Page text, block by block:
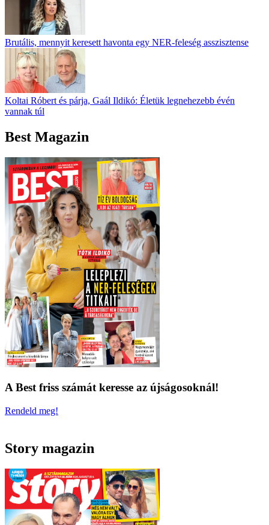
Brutális, mennyit keresett havonta egy NER-feleség asszisztense
Koltai Róbert és párja, Gaál Ildikó: Életük legnehezebb évén
vannak túl
Best Magazin
A Best friss számát keresse az újságosoknál!
Rendeld meg!
Story magazin